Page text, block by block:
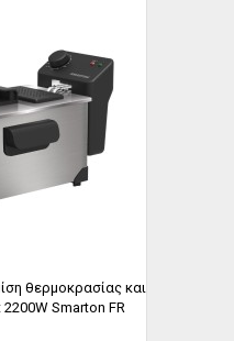
θερμοκρασίας και
Smarton FR